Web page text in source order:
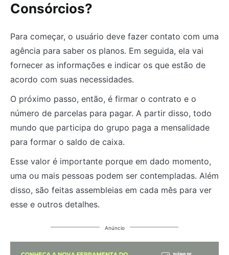
Consórcios?
Para começar, o usuário deve fazer contato com uma
agência para saber os planos. Em seguida, ela vai
fornecer as informações e indicar os que estão de
acordo com suas necessidades.
O próximo passo, então, é firmar o contrato e o
número de parcelas para pagar. A partir disso, todo
mundo que participa do grupo paga a mensalidade
para formar o saldo de caixa.
Esse valor é importante porque em dado momento,
uma ou mais pessoas podem ser contempladas. Além
disso, são feitas assembleias em cada mês para ver
esse e outros detalhes.
Anúncio